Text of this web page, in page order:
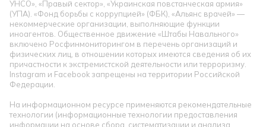
УНСО», «Правый сектор», «Украинская повстанческая армия»
(УПА). «Фонд борьбы с коррупцией» (ФБК), «Альянс врачей» —
некоммерческие организации, выполняющие функции
иноагентов. Общественное движение «Штабы Навального»
включено Росфинмониторингом в перечень организаций и
физических лиц, в отношении которых имеются сведения об их
причастности к экстремистской деятельности или терроризму.
Instagram и Facebook запрещены на территории Российской
Федерации.
На информационном ресурсе применяются рекомендательные
технологии (информационные технологии предоставления
информации на основе сбора, систематизации и анализа